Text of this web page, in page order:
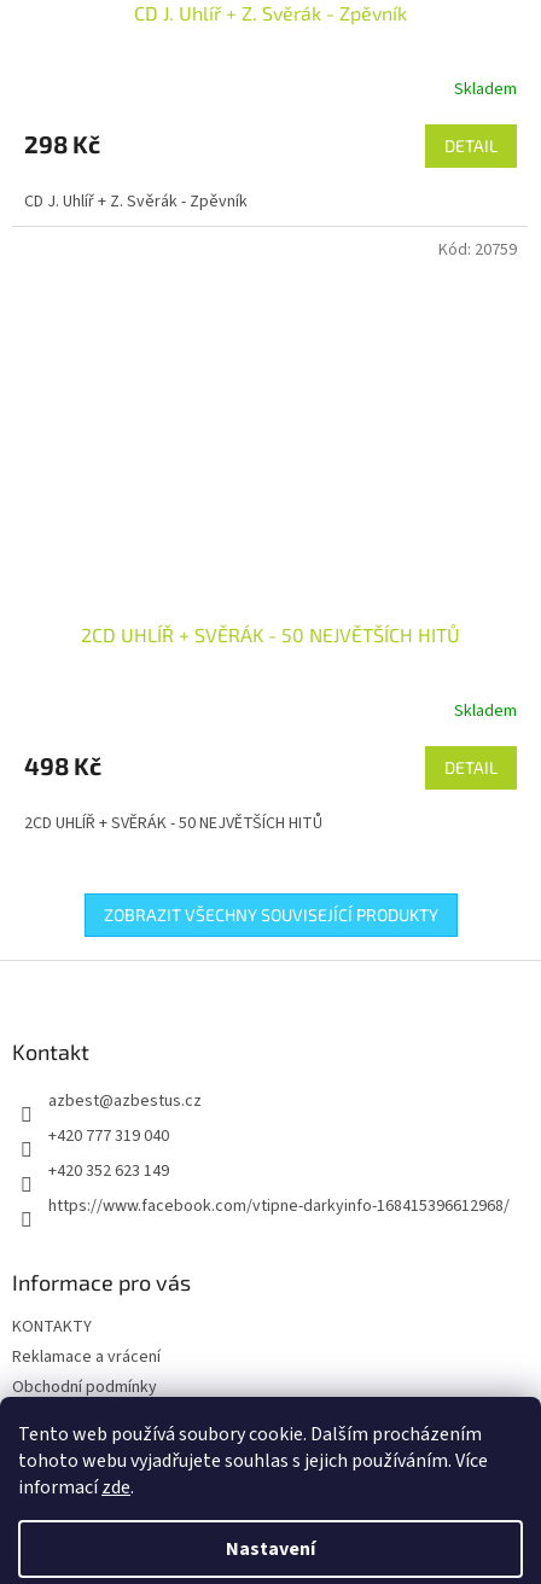
Tento web používá soubory cookie. Dalším procházením
tohoto webu vyjadřujete souhlas s jejich používáním. Více
informacízde.
Nastavení
CD J. Uhlíř + Z. Svěrák - Zpěvník
Skladem
298 Kč DETAIL
CD J. Uhlíř + Z. Svěrák - Zpěvník
2CD UHLÍŘ + SVĚRÁK - 50 NEJVĚTŠÍCH HITŮ
Skladem
498 Kč DETAIL
2CD UHLÍŘ + SVĚRÁK - 50 NEJVĚTŠÍCH HITŮ
Kód: 20759
ZOBRAZIT VŠECHNY SOUVISEJÍCÍ PRODUKTY
Kontakt
azbest@azbestus.cz
+420 777 319 040
+420 352 623 149
https://www.facebook.com/vtipne-darkyinfo-168415396612968/
Informace pro vás
KONTAKTY
Reklamace a vrácení
Obchodní podmínky
Doprava a platba
Vytvořil Shoptet